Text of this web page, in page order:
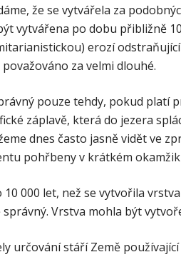
že se vytvářela za
vytvářena po dobu přibližně
erozí
za velmi dlouhé.
pouze tehdy, pokud platí
záplavě, která do jezera
dnes často jasně vidět ve
pohřbeny v krátkém
10 000 let, než se vytvořila
Vrstva mohla být
určování stáří Země